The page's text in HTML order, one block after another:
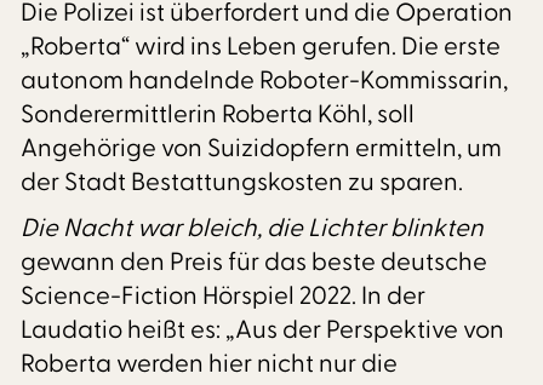
Die Polizei ist überfordert und die Operation
„Roberta“ wird ins Leben gerufen. Die erste
autonom handelnde Roboter-Kommissarin,
Sonderermittlerin Roberta Köhl, soll
Angehörige von Suizidopfern ermitteln, um
der Stadt Bestattungskosten zu sparen.
Die Nacht war bleich, die Lichter blinkten
gewann den Preis für das beste deutsche
Science-Fiction Hörspiel 2022. In der
Laudatio heißt es: „Aus der Perspektive von
Roberta werden hier nicht nur die